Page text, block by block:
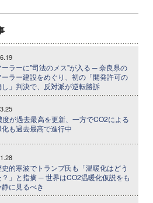
ーラーに"司法のメス"が入る ─ 奈良県の
ーラー建設をめぐり、初の「開発許可の
」判決で、反対派が逆転勝訴
度が過去最高を更新、一方でCO2による
も過去最高で進行中
的寒波でトランプ氏も「温暖化はどう
」と指摘 ─ 世界はCO2温暖化仮説をも
静に見るべき